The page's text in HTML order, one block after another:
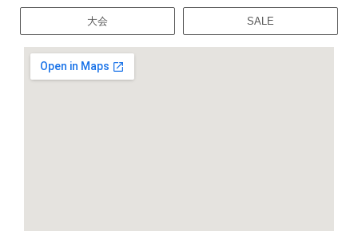
大会 SALE